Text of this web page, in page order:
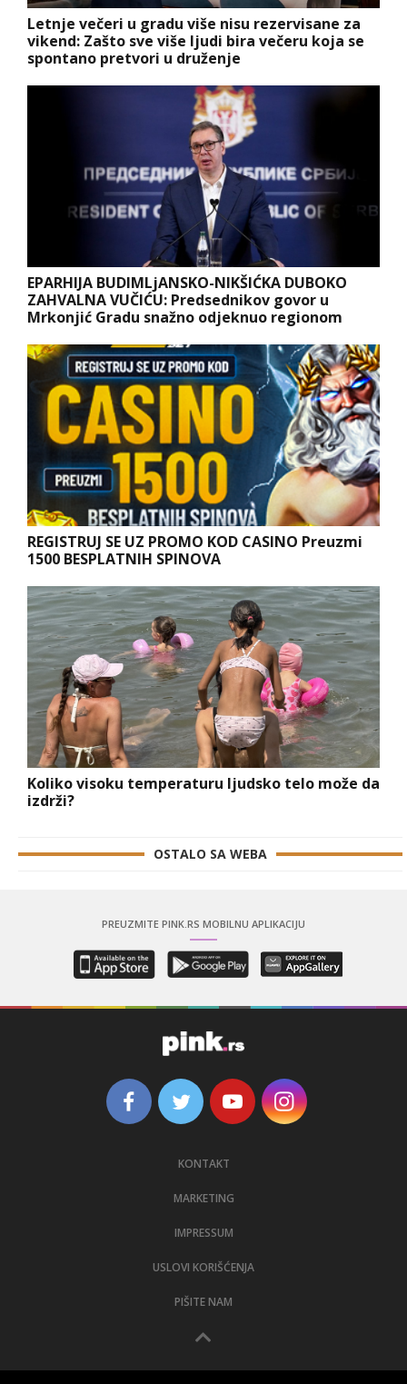
Letnje večeri u gradu više nisu rezervisane za
vikend: Zašto sve više ljudi bira večeru koja se
spontano pretvori u druženje
EPARHIJA BUDIMLjANSKO-NIKŠIĆKA DUBOKO
ZAHVALNA VUČIĆU: Predsednikov govor u
Mrkonjić Gradu snažno odjeknuo regionom
REGISTRUJ SE UZ PROMO KOD CASINO Preuzmi
1500 BESPLATNIH SPINOVA
Koliko visoku temperaturu ljudsko telo može da
izdrži?
OSTALO SA WEBA
PREUZMITE PINK.RS MOBILNU APLIKACIJU
KONTAKT
MARKETING
IMPRESSUM
USLOVI KORIŠĆENJA
PIŠITE NAM